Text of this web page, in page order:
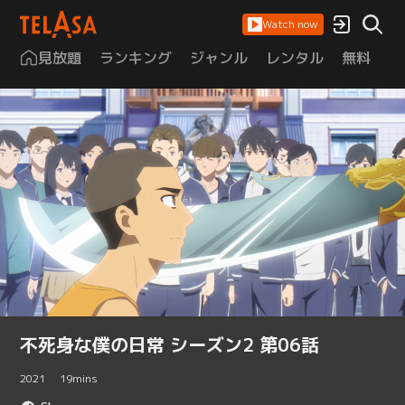
Watch now
見放題 ランキング ジャンル レンタル 無料
不死身な僕の日常 シーズン2 第06話
2021 19mins